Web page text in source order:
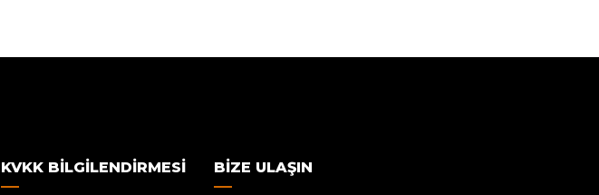
KVKK BILGILENDIRMESI BIZE ULAŞIN